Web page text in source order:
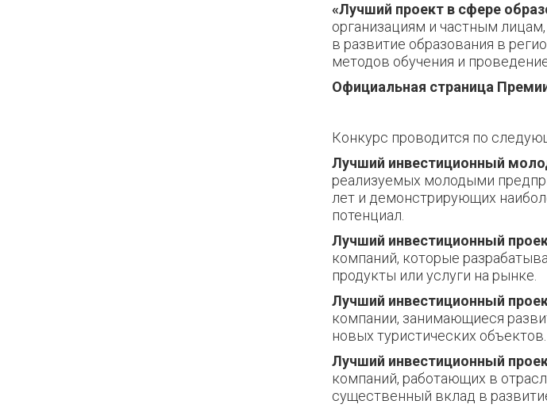
«Лучший проект в сфере
организациям и частным
в развитие образования в
методов обучения и
Официальная страница
Конкурс проводится по
Лучший инвестиционный
реализуемых молодыми
лет и демонстрирующих
потенциал.
Лучший инвестиционный
компаний, которые
продукты или услуги на рынке.
Лучший инвестиционный
компании, занимающиеся
новых туристических объектов.
Лучший инвестиционный
компаний, работающих в
существенный вклад в